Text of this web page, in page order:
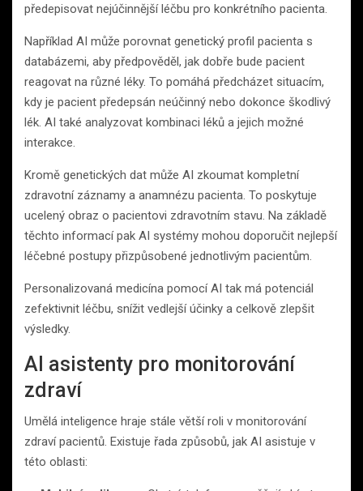
předepisovat nejúčinnější léčbu pro konkrétního pacienta.
Například AI může porovnat genetický profil pacienta s
databázemi, aby předpověděl, jak dobře bude pacient
reagovat na různé léky. To pomáhá předcházet situacím,
kdy je pacient předepsán neúčinný nebo dokonce škodlivý
lék. AI také analyzovat kombinaci léků a jejich možné
interakce.
Kromě genetických dat může AI zkoumat kompletní
zdravotní záznamy a anamnézu pacienta. To poskytuje
ucelený obraz o pacientovi zdravotním stavu. Na základě
těchto informací pak AI systémy mohou doporučit nejlepší
léčebné postupy přizpůsobené jednotlivým pacientům.
Personalizovaná medicína pomocí AI tak má potenciál
zefektivnit léčbu, snížit vedlejší účinky a celkově zlepšit
výsledky.
AI asistenty pro monitorování
zdraví
Umělá inteligence hraje stále větší roli v monitorování
zdraví pacientů. Existuje řada způsobů, jak AI asistuje v
této oblasti: